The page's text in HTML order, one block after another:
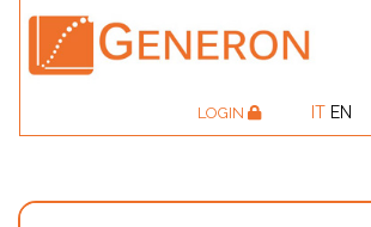
LOGIN IT EN